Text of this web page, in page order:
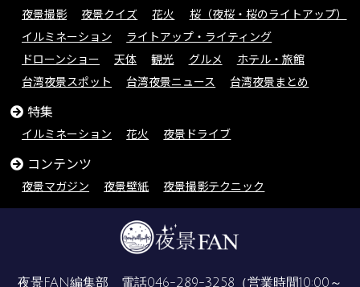
夜景撮影
夜景クイズ 花火
桜（夜桜・桜のライトアップ）
イルミネーション
ライトアップ・ライティング
ドローンショー
天体 観光 グルメ
ホテル・旅館
台湾夜景スポット
台湾夜景ニュース 台湾夜景まとめ
特集
イルミネーション 花火 夜景ドライブ
コンテンツ
夜景マガジン 夜景壁紙 夜景撮影テクニック
夜景FAN編集部 電話046-289-3258 （営業時間10:00～